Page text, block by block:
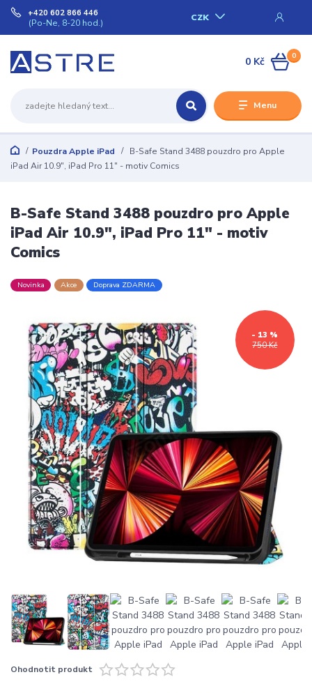
Menu
CZK
+420 602 866 446
(Po-Ne, 8-20 hod.)
0
0 Kč
Pouzdra Apple iPad
B-Safe Stand 3488 pouzdro pro Apple
iPad Air 10.9", iPad Pro 11" - motiv Comics
B-Safe Stand 3488 pouzdro pro Apple
iPad Air 10.9", iPad Pro 11" - motiv
Comics
Novinka Akce Doprava ZDARMA
750 Kč
- 13 %
Ohodnotit produkt